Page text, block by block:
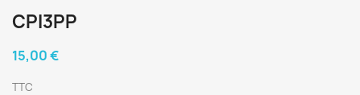
CPI3PP
15,00 €
TTC